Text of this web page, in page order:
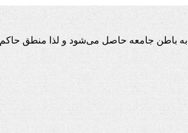
جامعه حاصل می‌شود و لذا منطق حاکم